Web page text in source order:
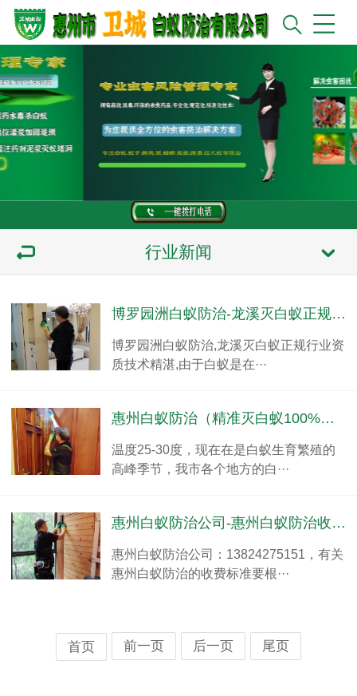
行业新闻
博罗园洲白蚁防治-龙溪灭白蚁正规行业资质技术精湛
博罗园洲白蚁防治,龙溪灭白蚁正规行业资
质技术精湛,由于白蚁是在···
惠州白蚁防治（精准灭白蚁100%有效）
温度25-30度，现在在是白蚁生育繁殖的
高峰季节，我市各个地方的白···
惠州白蚁防治公司-惠州白蚁防治收费标准
惠州白蚁防治公司：13824275151，有关
惠州白蚁防治的收费标准要根···
首页 前一页 后一页 尾页